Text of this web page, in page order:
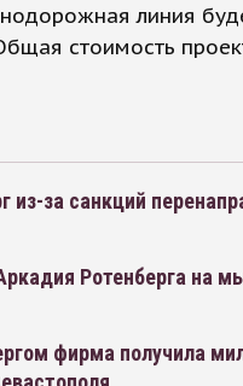
линия
стоимость
за санкций
Ротенберга на
фирма получила